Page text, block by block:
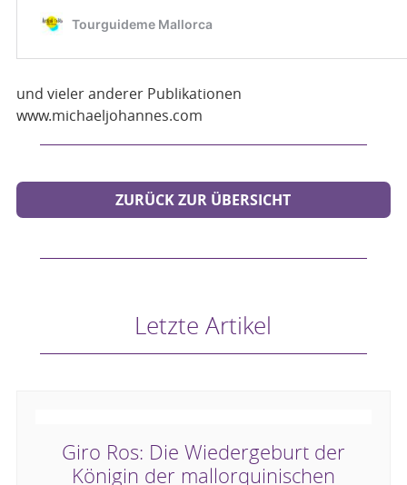
und vieler anderer Publikationen
www.michaeljohannes.com
ZURÜCK ZUR ÜBERSICHT
Letzte Artikel
Giro Ros: Die Wiedergeburt der
Königin der mallorquinischen